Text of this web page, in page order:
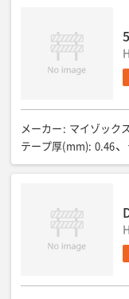
メーカー : マイゾックス
テープ厚(mm): 0.46